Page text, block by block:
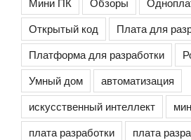
Открытый код
Плата для
Платформа для разработки
Умный дом
автоматизация
искусственный интеллект
плата разработки
плата